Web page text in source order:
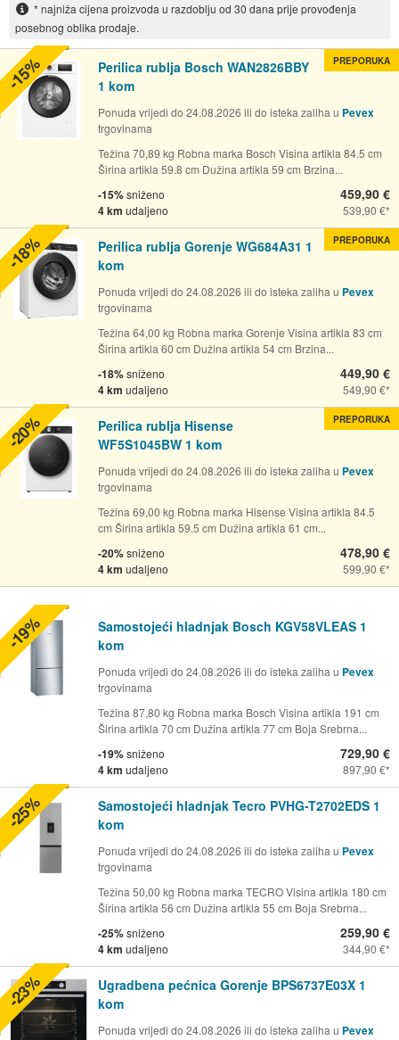
* najniža cijena proizvoda u razdoblju od 30 dana prije provođenja
posebnog oblika prodaje.
Perilica rublja Bosch WAN2826BBY
1 kom
Ponuda vrijedi do 24.08.2026 ili do isteka zaliha u Pevex
trgovinama
Težina 70,89 kg Robna marka Bosch Visina artikla 84.5 cm
Širina artikla 59.8 cm Dužina artikla 59 cm Brzina...
-15%sniženo
4 km udaljeno
459,90 €
539,90 €
PREPORUKA
-15%
Perilica rublja Gorenje WG684A31 1
kom
Ponuda vrijedi do 24.08.2026 ili do isteka zaliha u Pevex
trgovinama
Težina 64,00 kg Robna marka Gorenje Visina artikla 83 cm
Širina artikla 60 cm Dužina artikla 54 cm Brzina...
-18%sniženo
4 km udaljeno
449,90 €
549,90 €
PREPORUKA
-18%
Perilica rublja Hisense
WF5S1045BW 1 kom
Ponuda vrijedi do 24.08.2026 ili do isteka zaliha u Pevex
trgovinama
Težina 69,00 kg Robna marka Hisense Visina artikla 84.5
cm Širina artikla 59.5 cm Dužina artikla 61 cm...
-20%sniženo
4 km udaljeno
478,90 €
599,90 €
PREPORUKA
-20%
Samostojeći hladnjak Bosch KGV58VLEAS 1
kom
Ponuda vrijedi do 24.08.2026 ili do isteka zaliha u Pevex
trgovinama
Težina 87,80 kg Robna marka Bosch Visina artikla 191 cm
Širina artikla 70 cm Dužina artikla 77 cm Boja Srebrna...
-19%sniženo
4 km udaljeno
729,90 €
897,90 €
-19%
Samostojeći hladnjak Tecro PVHG-T2702EDS 1
kom
Ponuda vrijedi do 24.08.2026 ili do isteka zaliha u Pevex
trgovinama
Težina 50,00 kg Robna marka TECRO Visina artikla 180 cm
Širina artikla 56 cm Dužina artikla 55 cm Boja Srebrna...
-25%sniženo
4 km udaljeno
259,90 €
344,90 €
-25%
Ugradbena pećnica Gorenje BPS6737E03X 1
kom
Ponuda vrijedi do 24.08.2026 ili do isteka zaliha u Pevex
-23%